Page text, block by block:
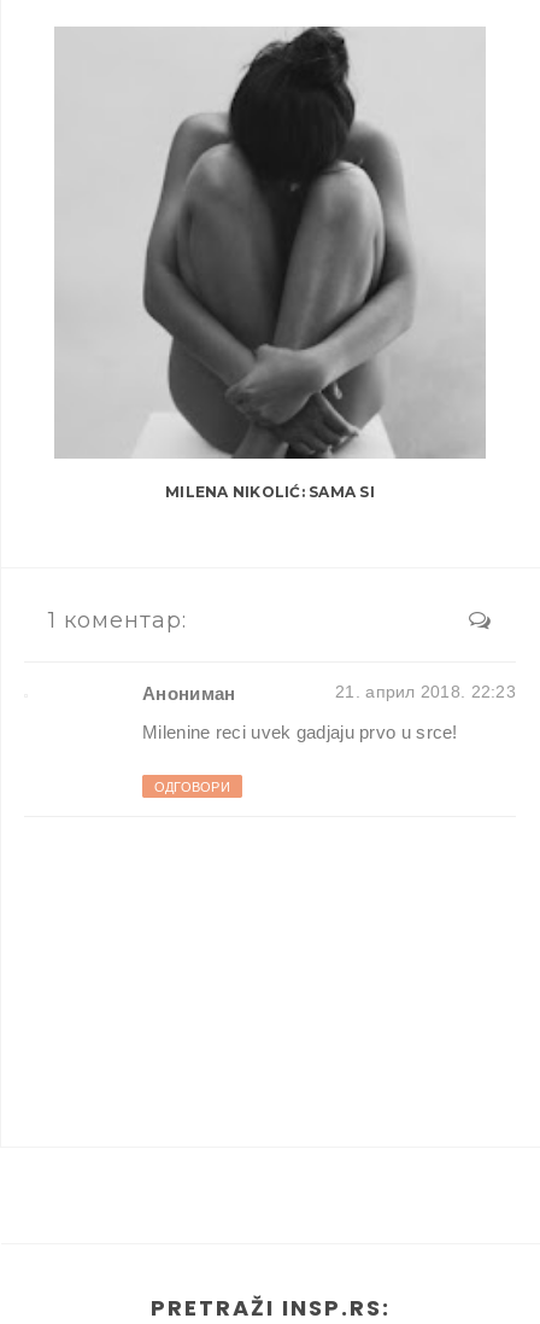
MILENA NIKOLIĆ: SAMA SI
1 коментар:
Анониман 21. април 2018. 22:23
Milenine reci uvek gadjaju prvo u srce!
ОДГОВОРИ
PRETRAŽI INSP.RS: